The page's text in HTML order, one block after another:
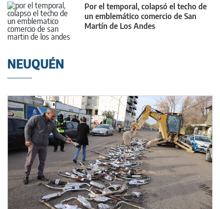
Por el temporal, colapsó el techo de
un emblemático comercio de San
Martín de Los Andes
NEUQUÉN